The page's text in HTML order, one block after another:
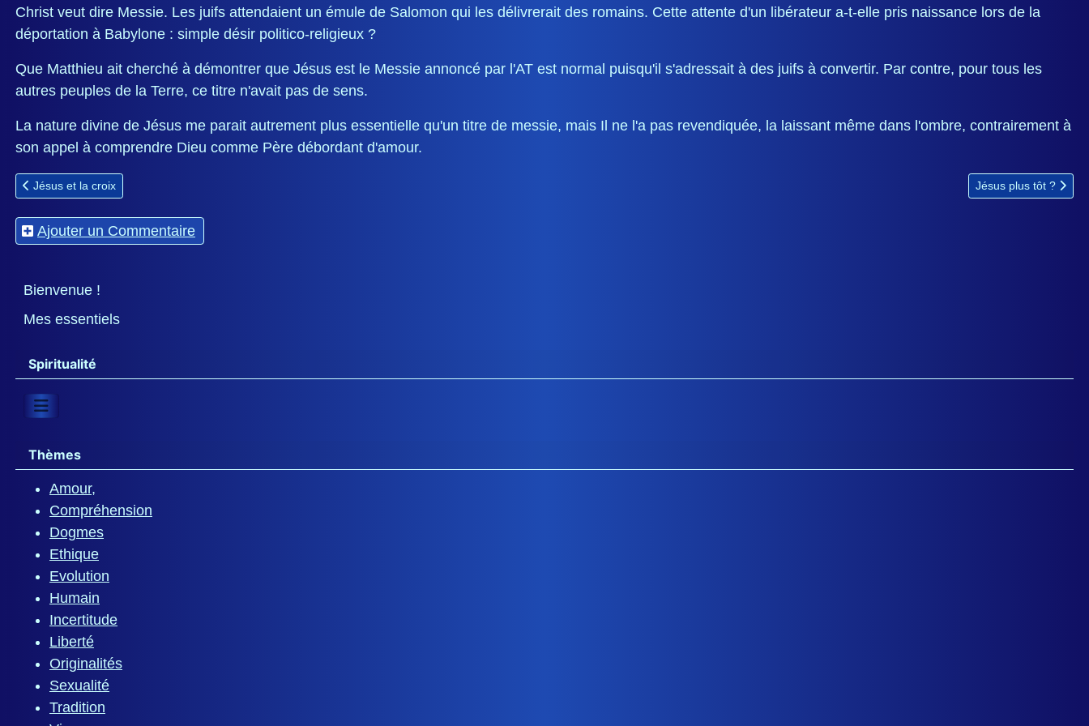
Bienvenue !
Mes essentiels
Spiritualité
Thèmes
Amour,
Compréhension
Dogmes
Ethique
Evolution
Humain
Incertitude
Liberté
Originalités
Sexualité
Tradition
Christ veut dire Messie. Les juifs attendaient un émule de Salomon qui les délivrerait des romains. Cette attente d'un libérateur a-t-elle pris naissance lors de la
déportation à Babylone : simple désir politico-religieux ?
Que Matthieu ait cherché à démontrer que Jésus est le Messie annoncé par l'AT est normal puisqu'il s'adressait à des juifs à convertir. Par contre, pour tous les
autres peuples de la Terre, ce titre n'avait pas de sens.
La nature divine de Jésus me parait autrement plus essentielle qu'un titre de messie, mais Il ne l'a pas revendiquée, la laissant même dans l'ombre, contrairement à
son appel à comprendre Dieu comme Père débordant d'amour.
Article précédent : Jésus et la croix
Jésus et la croix Article suivant :
Jésus plus tôt ?
Ajouter un Commentaire